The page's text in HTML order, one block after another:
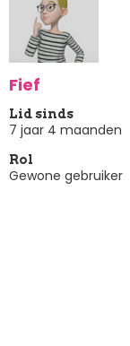
Fief
Lid sinds
7 jaar 4 maanden
Rol
Gewone gebruiker